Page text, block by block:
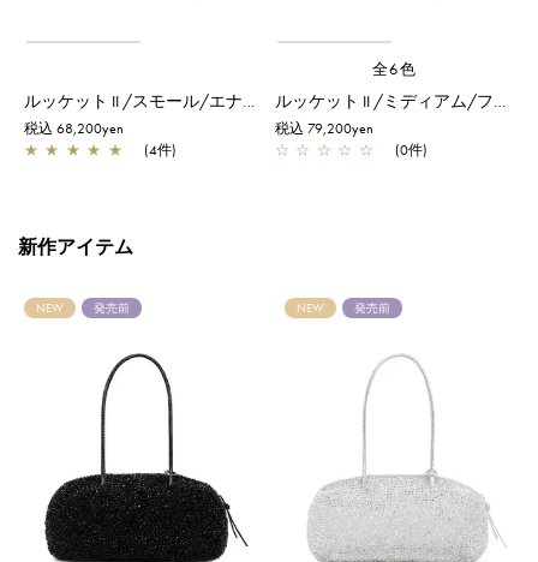
ルッケット II /スモール/エナメルブラック
税込 68,200yen
★ ★ ★ ★ ★ (4件)
全6色
ルッケット II /ミディアム/ファンゴカーキ ドッピオ
税込 79,200yen
☆ ☆ ☆ ☆ ☆ (0件)
新作アイテム
NEW 発売前 NEW 発売前